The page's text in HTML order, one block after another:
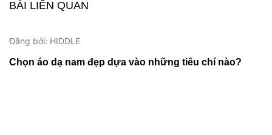
BÀI LIÊN QUAN